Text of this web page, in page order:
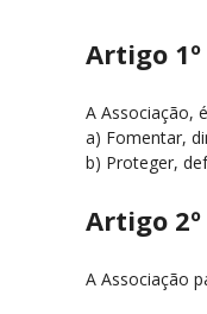
Artigo 1º
A Associação,
a) Fomentar,
b) Proteger,
Artigo 2º
A Associação